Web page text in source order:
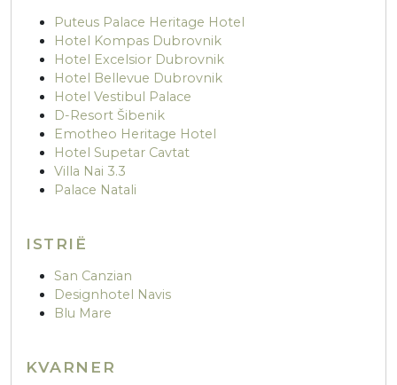
Puteus Palace Heritage Hotel
Hotel Kompas Dubrovnik
Hotel Excelsior Dubrovnik
Hotel Bellevue Dubrovnik
Hotel Vestibul Palace
D-Resort Šibenik
Emotheo Heritage Hotel
Hotel Supetar Cavtat
Villa Nai 3.3
Palace Natali
ISTRIË
San Canzian
Designhotel Navis
Blu Mare
KVARNER